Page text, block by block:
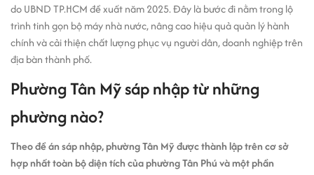
do UBND TP.HCM đề xuất năm 2025. Đây là bước đi nằm trong lộ
trình tinh gọn bộ máy nhà nước, nâng cao hiệu quả quản lý hành
chính và cải thiện chất lượng phục vụ người dân, doanh nghiệp trên
địa bàn thành phố.
Phường Tân Mỹ sáp nhập từ những
phường nào?
Theo đề án sáp nhập, phường Tân Mỹ được thành lập trên cơ sở
hợp nhất toàn bộ diện tích của phường Tân Phú và một phần